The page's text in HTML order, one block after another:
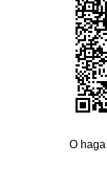
O haga